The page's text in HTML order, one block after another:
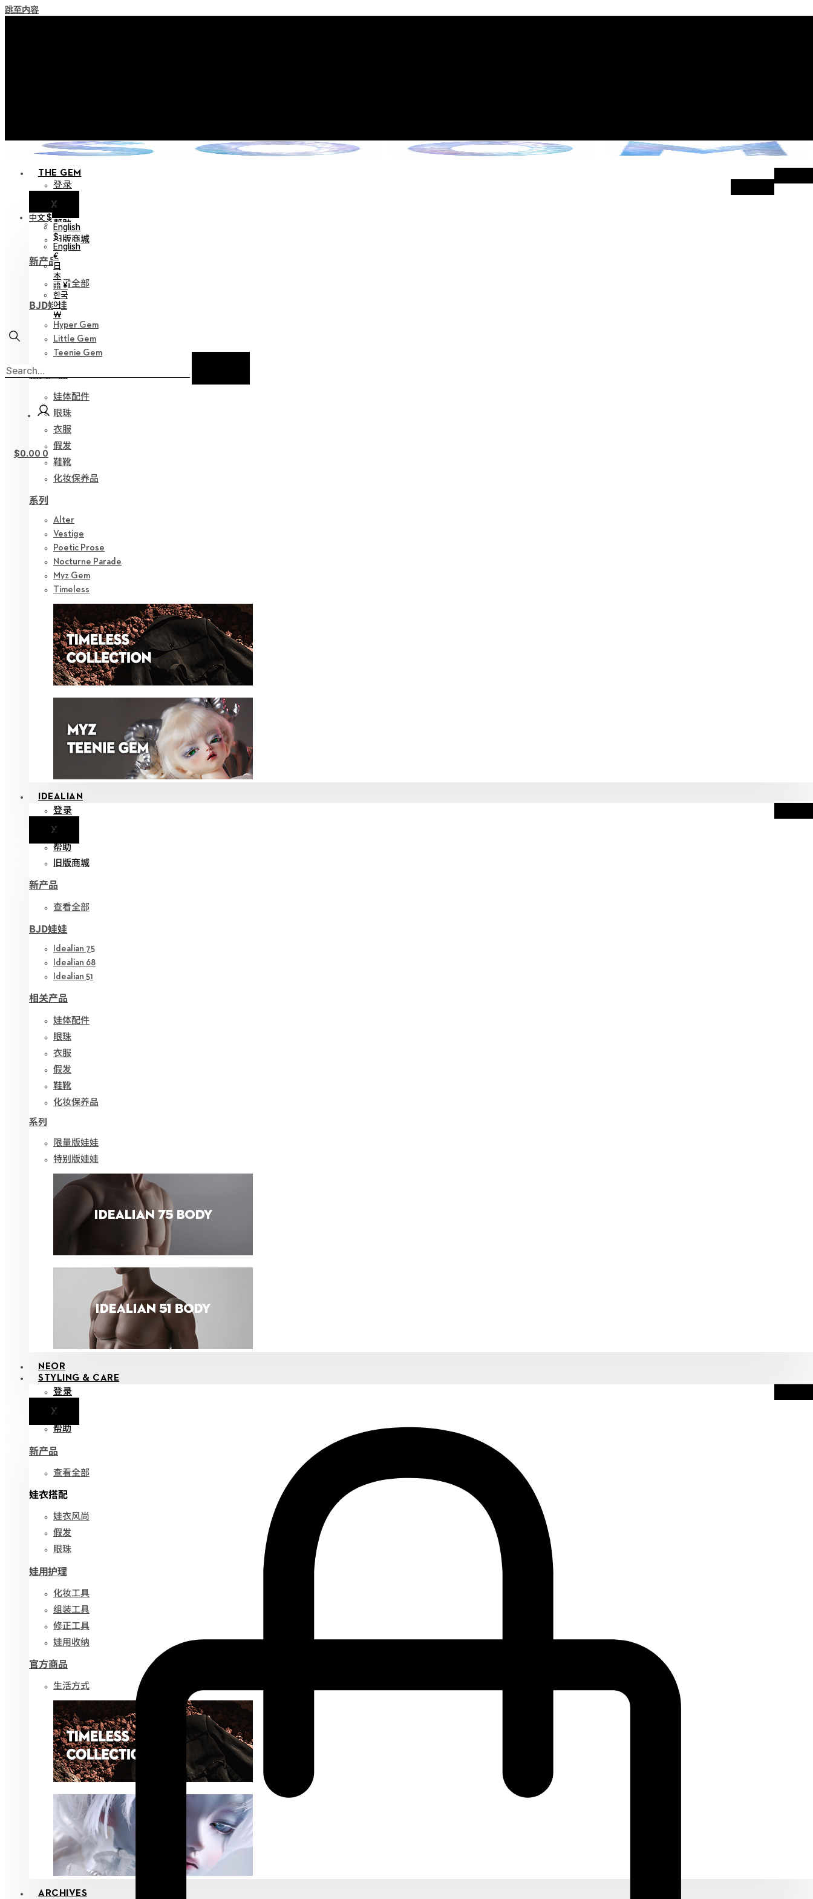
跳至内容
THE GEM
登录
X通知
帮助
旧版商城
新产品
查看全部
BJD娃娃
Hyper Gem
Little Gem
Teenie Gem
相关产品
娃体配件
眼珠
衣服
假发
鞋靴
化妆保养品
系列
Alter
Vestige
Poetic Prose
Nocturne Parade
Myz Gem
Timeless
IDEALIAN
登录
X通知
帮助
旧版商城
新产品
查看全部
BJD娃娃
Idealian 75
Idealian 68
Idealian 51
相关产品
娃体配件
眼珠
衣服
假发
鞋靴
化妆保养品
系列
限量版娃娃
特别版娃娃
NEOR
STYLING & CARE
登录
X通知
帮助
新产品
查看全部
娃衣搭配
娃衣风尚
假发
眼珠
娃用护理
化妆工具
组装工具
修正工具
娃用收纳
官方商品
生活方式
ARCHIVES
中文 $
English
$
English
€
日
本
語 ¥
한국
어
￦
$0.00 0